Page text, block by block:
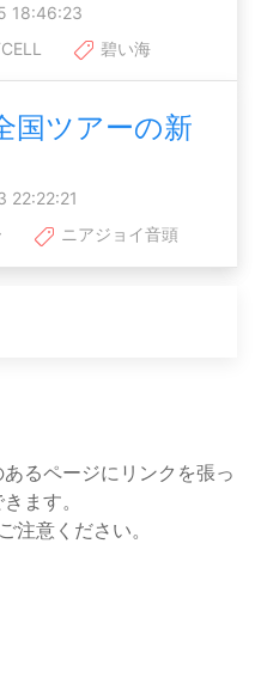
18:46:23
碧い海
国ツアーの新
22:22:21
ニアジョイ音頭
るページにリンクを張っ
ます。
注意ください。